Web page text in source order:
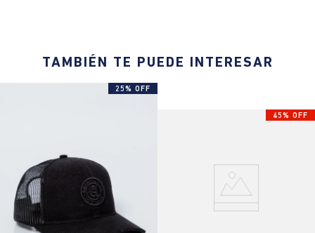
TAMBIÉN TE PUEDE INTERESAR
25% OFF
45% OFF